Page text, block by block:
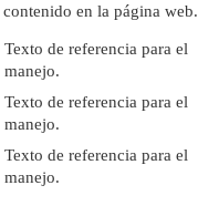
en la página web.
Texto de referencia para el
manejo.
Texto de referencia para el
manejo.
Texto de referencia para el
manejo.